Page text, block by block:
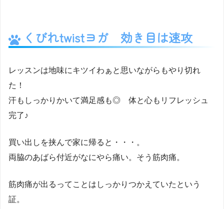
くびれtwistヨガ 効き目は速攻
レッスンは地味にキツイわぁと思いながらもやり切れ
た！
汗もしっかりかいて満足感も◎ 体と心もリフレッシュ
完了♪
買い出しを挟んで家に帰ると・・・。
両脇のあばら付近がなにやら痛い。そう筋肉痛。
筋肉痛が出るってことはしっかりつかえていたという
証。